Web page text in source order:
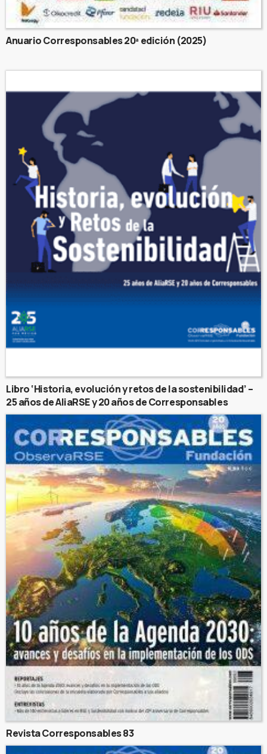
Anuario Corresponsables 20ª edición (2025)
Libro ‘Historia, evolución y retos de la sostenibilidad’ –
25 años de AliaRSE y 20 años de Corresponsables
Revista Corresponsables 83